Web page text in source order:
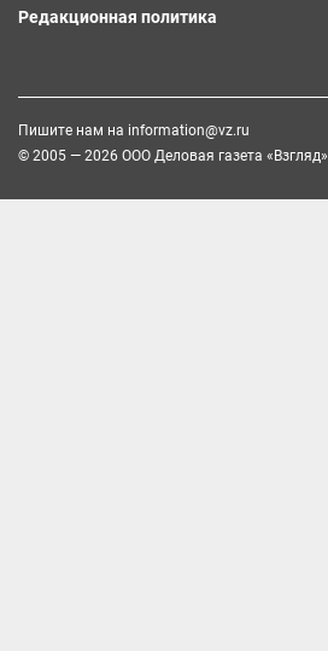
Редакционная политика
Пишите нам на information@vz.ru
© 2005 — 2026 ООО Деловая газета «Взгляд»